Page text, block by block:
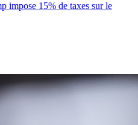
impose 15% de taxes sur le